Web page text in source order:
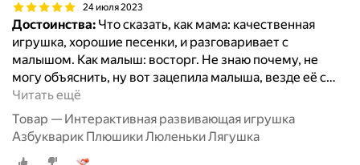
24 июля 2023
Достоинства: Что сказать, как мама: качественная
игрушка, хорошие песенки, и разговаривает с
малышом. Как малыш: восторг. Не знаю почему, не
могу объяснить, ну вот зацепила малыша, везде её с…
Читать ещё
Товар — Интерактивная развивающая игрушка
Азбукварик Плюшики Люленьки Лягушка